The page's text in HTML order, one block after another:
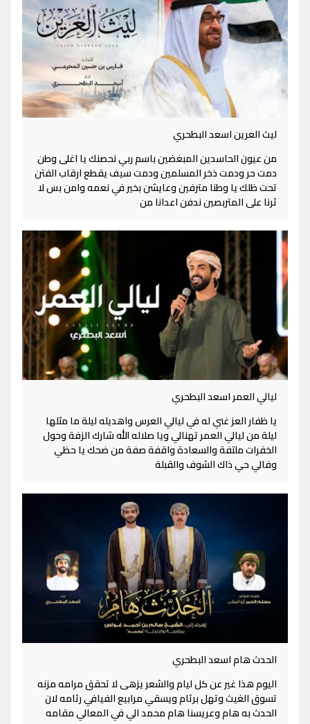
ليث العرين اسعد البطحري
من عيون الحاسدين المبغضين باسم ربي نحصنك يا اغلى وطن
دمت حر ودمت ذخر المسلمين ودمت سيف يقطع ارقاب الفتن
تحت ظلك يا وطنا مترفين وعايشن بخير في نعمه وامن بس لا
ثرنا على المتربصين ندفن اعدانا من
ليالي العمر اسعد البطحري
يا ظفار العز غني له في ليالي العرس واهديله ليلة ما مثلها
ليلة من ليالي العمر تهنالي ويا صلاله الله شارك الزفة وحول
الخفرات ملتفة والسعادة واقفة صفة من ضحك يا حظي
وفالي حي ذاك الشوف والقبلة
الحدث هام اسعد البطحري
اليوم هذا غير عن كل ليام والشعر يزهى لا تحقق مرامه مزنه
تسوق الغيث وتهل برثام ويسقي مرابيع الفيافي رثامه لان
الحدث به هام وعريسنا هام محمد الي في المعالي مقامه